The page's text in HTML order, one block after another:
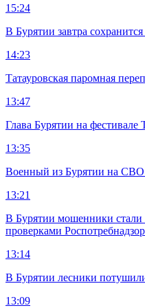
15:24
В Бурятии завтра
14:23
Татауровская паромная
13:47
Глава Бурятии на
13:35
Военный из Бурятии на СВО
13:21
В Бурятии мошенники стали
проверками
13:14
В Бурятии лесники
13:09